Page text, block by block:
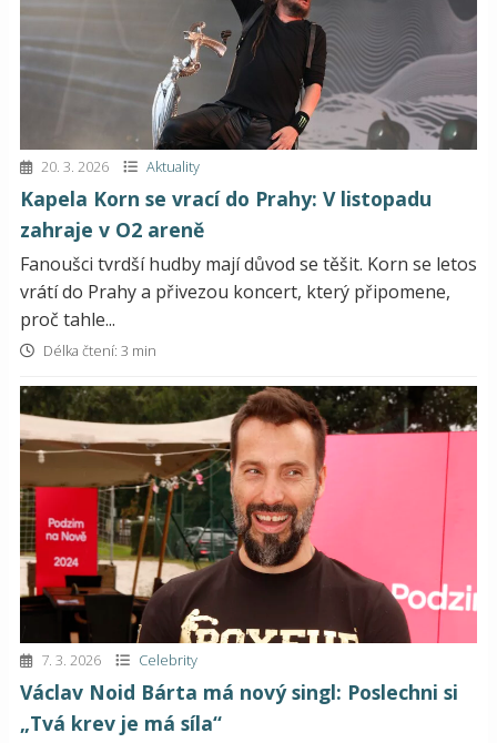
20. 3. 2026 Aktuality
Kapela Korn se vrací do Prahy: V listopadu
zahraje v O2 areně
Fanoušci tvrdší hudby mají důvod se těšit. Korn se letos
vrátí do Prahy a přivezou koncert, který připomene,
proč tahle...
Délka čtení: 3 min
7. 3. 2026 Celebrity
Václav Noid Bárta má nový singl: Poslechni si
„Tvá krev je má síla“